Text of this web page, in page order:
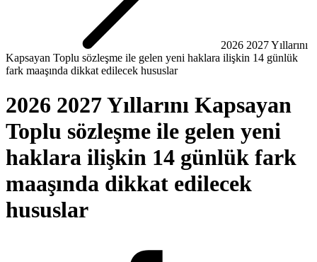
2026 2027 Yıllarını
Kapsayan Toplu sözleşme ile gelen yeni haklara ilişkin 14 günlük
fark maaşında dikkat edilecek hususlar
2026 2027 Yıllarını Kapsayan
Toplu sözleşme ile gelen yeni
haklara ilişkin 14 günlük fark
maaşında dikkat edilecek
hususlar